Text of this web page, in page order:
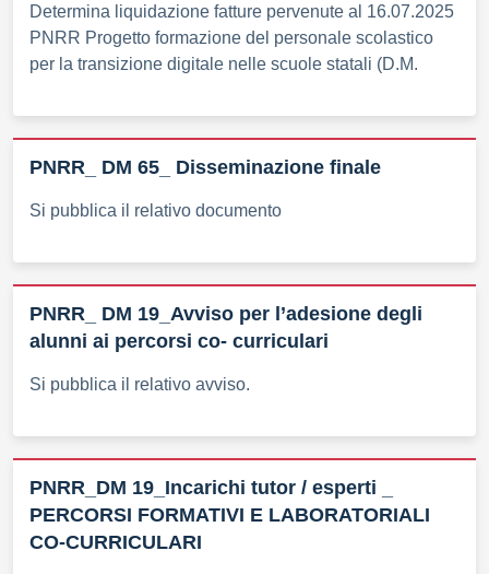
Determina liquidazione fatture pervenute al 16.07.2025
PNRR Progetto formazione del personale scolastico
per la transizione digitale nelle scuole statali (D.M.
PNRR_ DM 65_ Disseminazione finale
Si pubblica il relativo documento
PNRR_ DM 19_Avviso per l’adesione degli
alunni ai percorsi co- curriculari
Si pubblica il relativo avviso.
PNRR_DM 19_Incarichi tutor / esperti _
PERCORSI FORMATIVI E LABORATORIALI
CO-CURRICULARI